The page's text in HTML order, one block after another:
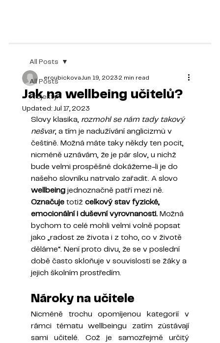
All Posts
Projekty
All Posts
Jak na wellbeing učitelů?
eroubickovaJun 19, 20232 min read
Updated: Jul 17, 2023
Slovy klasika, rozmohl se nám tady takový
nešvar, a tím je nadužívání anglicizmů v
češtině. Možná máte taky někdy ten pocit,
nicméně uznávám, že je pár slov, u nichž
bude velmi prospěšné dokážeme-li je do
našeho slovníku natrvalo zařadit. A slovo
wellbeing jednoznačně patří mezi ně.
Označuje totiž celkový stav fyzické,
emocionální i duševní vyrovnanosti. Možná
bychom to celé mohli velmi volně popsat
jako „radost ze života i z toho, co v životě
děláme“. Není proto divu, že se v poslední
době často skloňuje v souvislosti se žáky a
jejich školním prostředím.
Nároky na učitele
Nicméně trochu opomíjenou kategorií v
rámci tématu wellbeingu zatím zůstávají
sami učitelé. Což je samozřejmě určitý